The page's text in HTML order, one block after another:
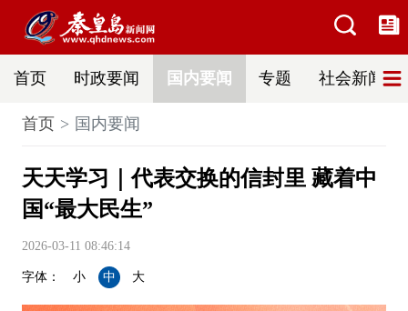
首页 时政要闻 国内要闻 专题 社会新闻
首页 国内要闻
天天学习｜代表交换的信封里 藏着中
国“最大民生”
2026-03-11 08:46:14
字体： 小 中 大